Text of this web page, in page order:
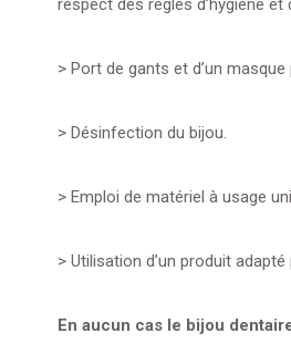
respect des règles d’hygiène et
> Port de gants et d’un masque
> Désinfection du bijou.
> Emploi de matériel à usage
> Utilisation d’un produit
En aucun cas le bijou